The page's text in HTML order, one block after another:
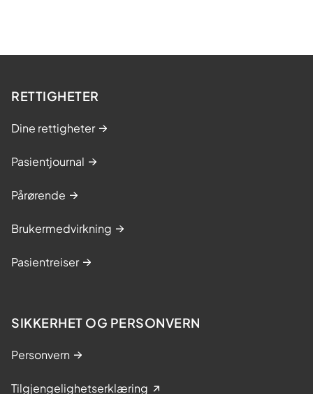
RETTIGHETER
Dine rettigheter
Pasientjournal
Pårørende
Brukermedvirkning
Pasientreiser
SIKKERHET OG PERSONVERN
Personvern
Tilgjengelighetserklæring